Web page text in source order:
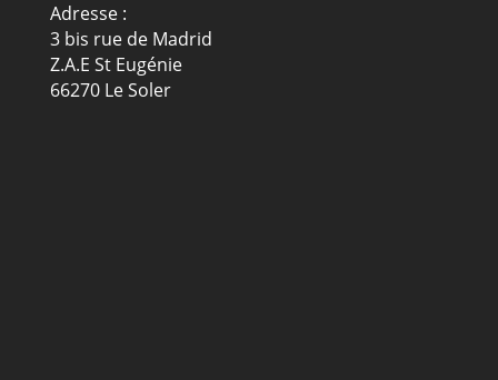
Adresse :
3 bis rue de Madrid
Z.A.E St Eugénie
66270 Le Soler